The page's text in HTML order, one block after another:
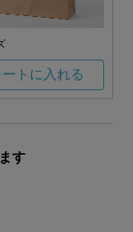
ートに入れる
す